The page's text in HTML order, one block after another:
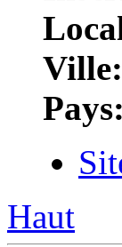
Ville:
Pays:
Haut